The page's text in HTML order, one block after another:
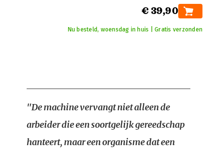
€ 39,90
Nu besteld, woensdag in huis | Gratis verzonden
"De machine vervangt niet alleen de
arbeider die een soortgelijk gereedschap
hanteert, maar een organisme dat een